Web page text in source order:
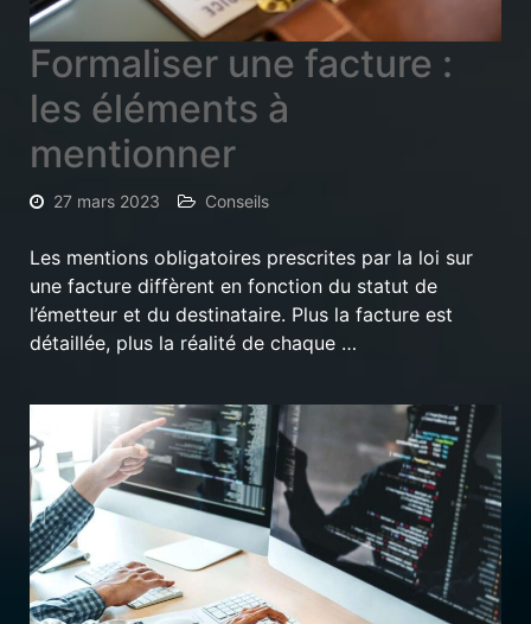
Formaliser une facture :
les éléments à
mentionner
27 mars 2023 Conseils
Les mentions obligatoires prescrites par la loi sur
une facture diffèrent en fonction du statut de
l’émetteur et du destinataire. Plus la facture est
détaillée, plus la réalité de chaque …